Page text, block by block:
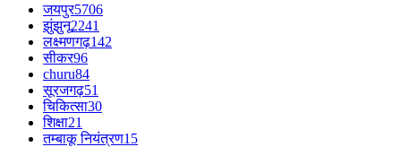
जयपुर5706
झुंझुनू2241
लक्ष्मणगढ़142
सीकर96
churu84
सूरजगढ़51
चिकित्सा30
शिक्षा21
तम्बाकू नियंत्रण15